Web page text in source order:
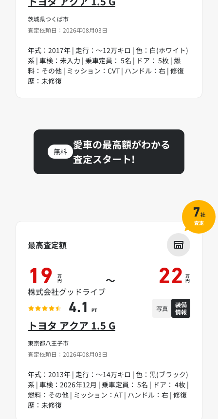
茨城県つくば市
査定依頼日：2026年08月03日
年式：2017年 | 走行：～12万キロ | 色：白(ホワイト)
系 | 車検：未入力 | 乗車定員： 5名 | ドア： 5枚 | 燃
料：その他 | ミッション：CVT | ハンドル：右 | 修復
歴：未修復
無料
愛車の最高額がわかる
査定スタート!
東京都八王子市
査定依頼日：2026年08月03日
トヨタ アクア 1.5 G
年式：2013年 | 走行：～14万キロ | 色：黒(ブラック)
系 | 車検：2026年12月 | 乗車定員： 5名 | ドア： 4枚 |
燃料：その他 | ミッション：AT | ハンドル：右 | 修復
歴：未修復
最高査定額
19 万
円 ～ 22 万
円
株式会社グッドライブ
4.1 PT 写真
装備
情報
7社
査定